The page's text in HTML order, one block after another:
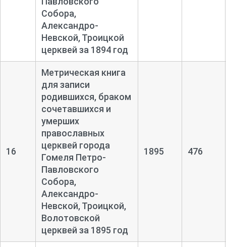
Собора,
Александро-
Невской, Троицкой
церквей за 1894 год
16
Метрическая книга
для записи
родившихся, браком
сочетавшихся и
умерших
православных
церквей города
Гомеля Петро-
Павловского
Собора,
Александро-
Невской, Троицкой,
Волотовской
церквей за 1895 год
1895 476